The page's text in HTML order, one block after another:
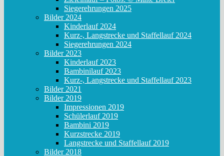
Siegerehrungen 2025
Bilder 2024
Kinderlauf 2024
Kurz-, Langstrecke und Staffellauf 2024
Siegerehrungen 2024
Bilder 2023
Kinderlauf 2023
Bambinilauf 2023
Kurz-, Langstrecke und Staffellauf 2023
Bilder 2021
Bilder 2019
Impressionen 2019
Schülerlauf 2019
Bambini 2019
Kurzstrecke 2019
Langstrecke und Staffellauf 2019
Bilder 2018